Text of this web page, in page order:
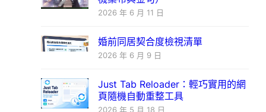
2026 年 6 月 11 日
婚前同居契合度檢視清單
2026 年 6 月 9 日
Just Tab Reloader：輕巧實用的網
頁隨機自動重整工具
2026 年 5 月 18 日